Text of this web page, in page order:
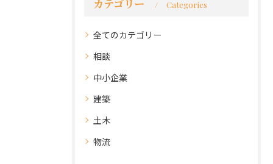
カテゴリー Categories
全てのカテゴリー
相談
中小企業
建築
土木
物流